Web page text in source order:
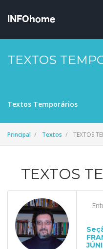
TEXTOS
Textos Temporários
Principal Textos TEXTOS
TEXTOS